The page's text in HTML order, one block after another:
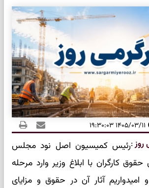
۱۴۰۵/۰۳/۱۱ ۱۹:۳۰:۰۳
روز:رئیس کمیسیون اصل نود مجلس
حقوق کارگران با ابلاغ وزیر وارد مرحله
آثار آن در حقوق و مزایای